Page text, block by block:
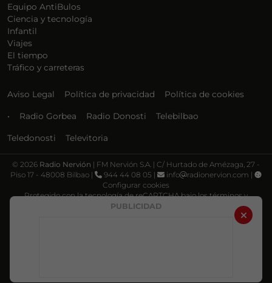
PUBLICIDAD
Equipo AntiBulos
Ciencia y tecnología
Infantil
Viajes
El tiempo
Tráfico y carreteras
Aviso Legal Política de privacidad Política de cookies
• Radio Gorbea Radio Donosti Telebilbao
Teledonosti Televitoria
© 2026 Radio Nervión | FM Nervión S.A. | C/ Hurtado de Amézaga, 27 -
Piso 17 - 48008 Bilbao |
944 44 08 05 | info
radionervion.com |
Configurar cookies
Protegido con la tecnología de reCAPTCHA bajo los términos y
Política de privacidad Términos de servicio